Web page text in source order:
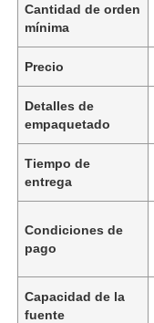
Cantidad de orden
mínima
Precio
Detalles de
empaquetado
Tiempo de
entrega
Condiciones de
pago
Capacidad de la
fuente